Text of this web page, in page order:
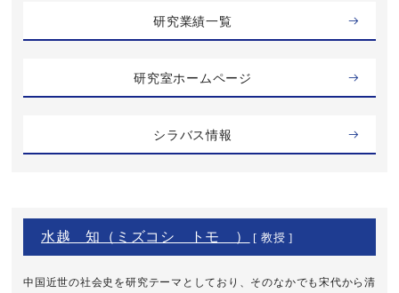
研究業績一覧
研究室ホームページ
シラバス情報
水越 知（ミズコシ トモ ） [ 教授 ]
中国近世の社会史を研究テーマとしており、そのなかでも宋代から清